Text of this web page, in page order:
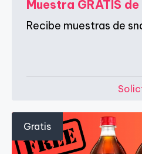
Recibe muestras de
Gratis